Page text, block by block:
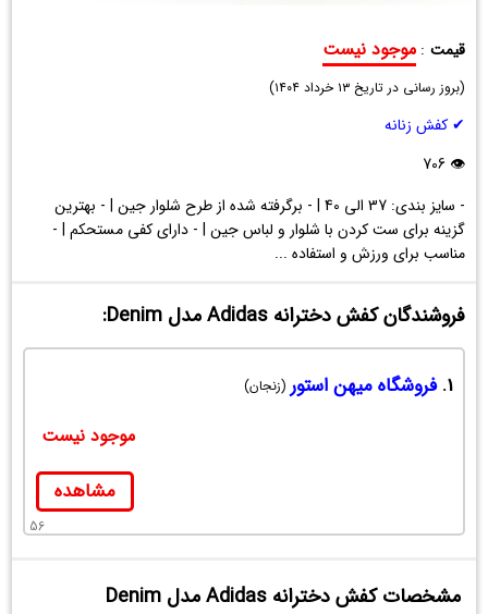
قیمت
کفش
دخترانه
Adidas
مدل
Denim
: موجود نیست
(بروز رسانی در تاریخ۱۳ خرداد ۱۴۰۴ )
✔ کفش زنانه
👁 706
- سایز بندی: 37 الی 40 | - برگرفته شده از طرح شلوار جین | - بهترین
گزینه برای ست کردن با شلوار و لباس جین | - دارای کفی مستحکم | -
مناسب برای ورزش و استفاده ...
فروشندگان کفش دخترانه Adidas مدل Denim:
1. فروشگاه میهن استور (زنجان)
موجود نیست
مشاهده
56
مشخصات کفش دخترانه Adidas مدل Denim